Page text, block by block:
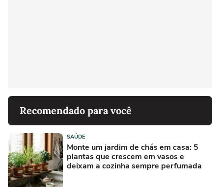
Recomendado para você
SAÚDE
Monte um jardim de chás em casa: 5
plantas que crescem em vasos e
deixam a cozinha sempre perfumada